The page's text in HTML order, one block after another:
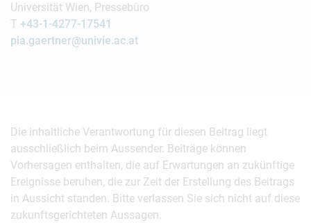
Universität Wien, Pressebüro
T +43-1-4277-17541
pia.gaertner@univie.ac.at
Die inhaltliche Verantwortung für diesen Beitrag liegt
ausschließlich beim Aussender. Beiträge können
Vorhersagen enthalten, die auf Erwartungen an zukünftige
Ereignisse beruhen, die zur Zeit der Erstellung des Beitrags
in Aussicht standen. Bitte verlassen Sie sich nicht auf diese
zukunftsgerichteten Aussagen.